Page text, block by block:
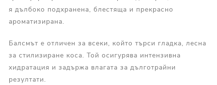
я дълбоко подхранена, блестяща и прекрасно
ароматизирана.
Балсмът е отличен за всеки, който търси гладка, лесна
за стилизиране коса. Той осигурява интензивна
хидратация и задържа влагата за дълготрайни
резултати.